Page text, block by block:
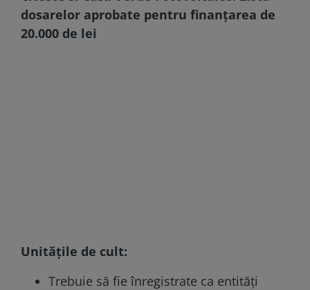
dosarelor aprobate pentru finanțarea de
20.000 de lei
Unitățile de cult:
Trebuie să fie înregistrate ca entități